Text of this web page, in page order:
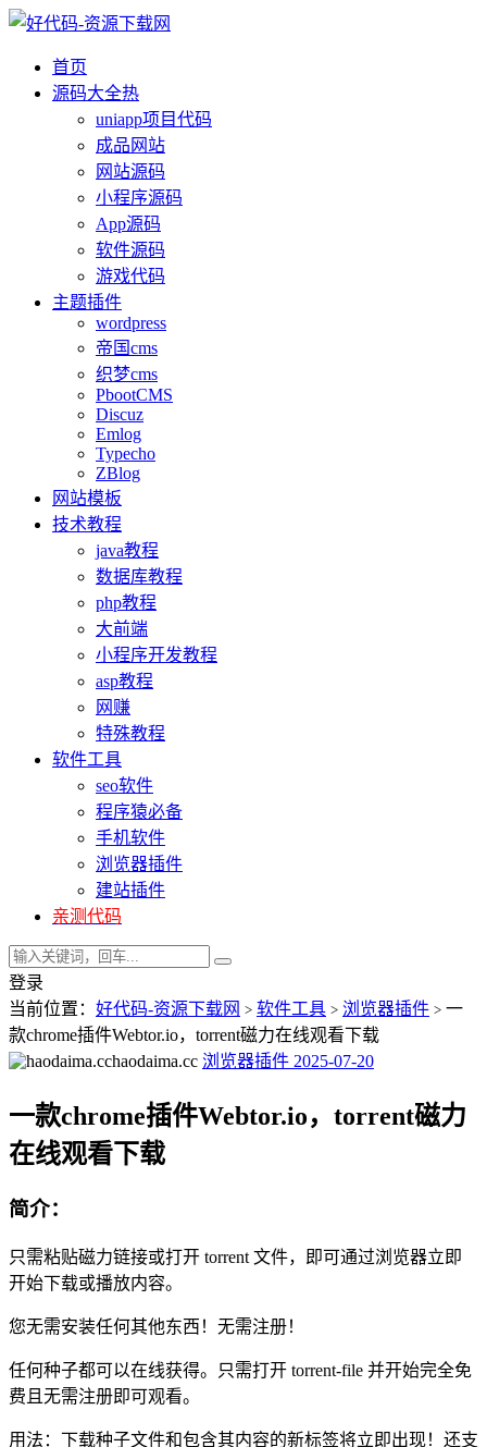
首页
源码大全热
uniapp项目代码
成品网站
网站源码
小程序源码
App源码
软件源码
游戏代码
主题插件
wordpress
帝国cms
织梦cms
PbootCMS
Discuz
Emlog
Typecho
ZBlog
网站模板
技术教程
java教程
数据库教程
php教程
大前端
小程序开发教程
asp教程
网赚
特殊教程
软件工具
seo软件
程序猿必备
手机软件
浏览器插件
建站插件
亲测代码
登录
当前位置： 好代码-资源下载网 > 软件工具 > 浏览器插件 > 一
款chrome插件Webtor.io，torrent磁力在线观看下载
haodaima.cc 浏览器插件 2025-07-20
一款chrome插件Webtor.io，torrent磁力
在线观看下载
简介：
只需粘贴磁力链接或打开 torrent 文件，即可通过浏览器立即
开始下载或播放内容。
您无需安装任何其他东西！无需注册！
任何种子都可以在线获得。只需打开 torrent-file 并开始完全免
费且无需注册即可观看。
用法：下载种子文件和包含其内容的新标签将立即出现！还支